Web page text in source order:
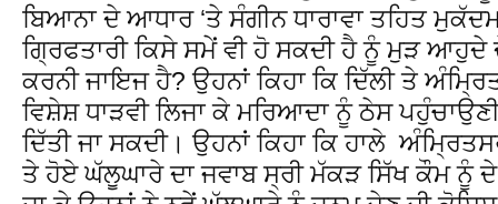
ਬਿਆਨਾ ਦੇ ਆਧਾਰ ‘ਤੇ ਸੰਗੀਨ ਧਾਰਾਵਾ ਤਹਿਤ
ਗ੍ਰਿਫਤਾਰੀ ਕਿਸੇ ਸਮੇਂ ਵੀ ਹੋ ਸਕਦੀ ਹੈ ਨੂੰ ਮੁੜ ਆਹੁਦੇ
ਕਰਨੀ ਜਾਇਜ ਹੈ? ਉਹਨਾਂ ਕਿਹਾ ਕਿ ਦਿੱਲੀ ਤੇ
ਵਿਸ਼ੇਸ਼ ਧਾੜਵੀ ਲਿਜਾ ਕੇ ਮਰਿਆਦਾ ਨੂੰ ਠੇਸ
ਦਿੱਤੀ ਜਾ ਸਕਦੀ। ਉਹਨਾਂ ਕਿਹਾ ਕਿ ਹਾਲੇ
ਤੇ ਹੋਏ ਘੱਲੂਘਾਰੇ ਦਾ ਜਵਾਬ ਸ੍ਰੀ ਮੱਕੜ ਸਿੱਖ ਕੌਮ ਨੂੰ